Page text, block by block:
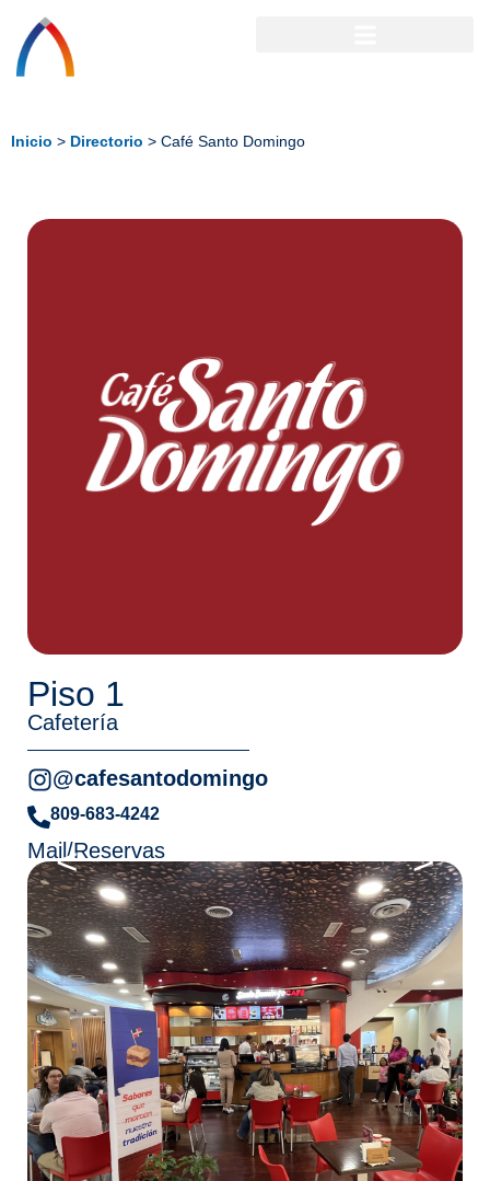
Inicio > Directorio > Café Santo Domingo
Piso 1
Cafetería
@cafesantodomingo
809-683-4242
Mail/Reservas
< >